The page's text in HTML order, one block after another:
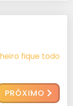
fique todo
PRÓXIMO